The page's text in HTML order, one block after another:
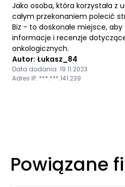
Jako osoba, która korzystała z
całym przekonaniem polecić
Biz - to doskonałe miejsce,
informacje i recenzje
onkologicznych.
Autor: Łukasz_84
Data dodania: 19.11.2023
Adres IP: ***.***.141.239
Powiązane